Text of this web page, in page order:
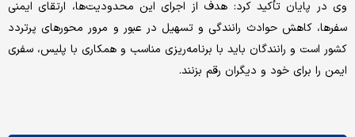
وی در پایان تأکید کرد: هدف از اجرای این محدودیت‌ها، ارتقای ایمنی
سفرها، کاهش حوادث رانندگی و تسهیل در عبور و مرور محورهای پرتردد
کشور است و رانندگان باید با برنامه‌ریزی مناسب و همکاری با پلیس، سفری
ایمن را برای خود و دیگران رقم بزنند.